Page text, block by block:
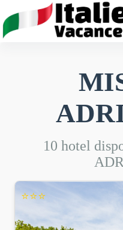
contenuto
10 hotel
⭐⭐⭐